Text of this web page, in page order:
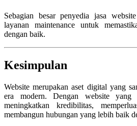
Sebagian besar penyedia jasa
layanan maintenance untuk
dengan baik.
Kesimpulan
Website merupakan aset digital yang
era modern. Dengan website yang
meningkatkan kredibilitas,
membangun hubungan yang lebih baik